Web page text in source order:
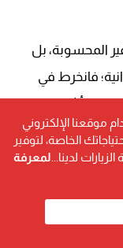
المحسوبة، بل
فانخرط في
وحلل بدقة
الجديدة.
المشكلات
موقعنا الإلكتروني
الخاصة، لتوفير
لدينا... لمعرفة